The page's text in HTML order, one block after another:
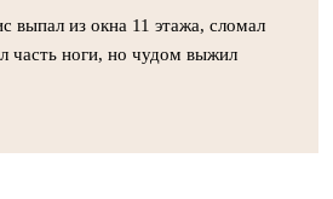
выпал из окна 11 этажа, сломал
часть ноги, но чудом выжил